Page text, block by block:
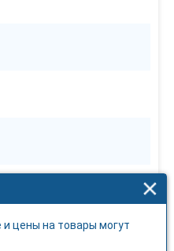
и цены на товары могут